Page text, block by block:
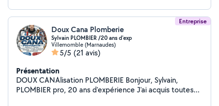
Entreprise
Doux Cana Plomberie
Sylvain PLOMBIER /20 ans d'exp
Villemomble (Marnaudes)
5/5 (21 avis)
Présentation
DOUX CANAlisation PLOMBERIE Bonjour, Sylvain,
PLOMBIER pro, 20 ans d'expérience J'ai acquis toutes